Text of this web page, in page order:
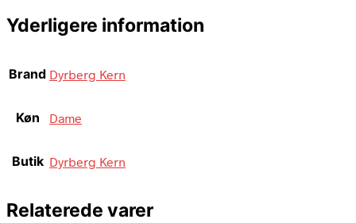
Yderligere information
Brand Dyrberg Kern
Køn Dame
Butik Dyrberg Kern
Relaterede varer